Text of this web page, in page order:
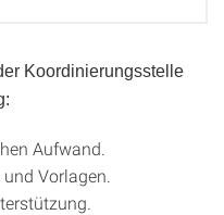
Koordinierungsstelle
Aufwand.
Vorlagen.